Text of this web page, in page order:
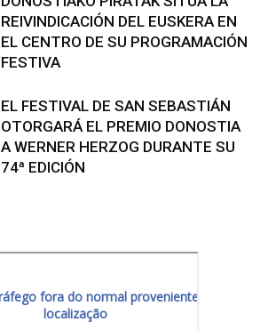
REIVINDICACIÓN DEL EUSKERA EN
EL CENTRO DE SU PROGRAMACIÓN
FESTIVA
EL FESTIVAL DE SAN SEBASTIÁN
OTORGARÁ EL PREMIO DONOSTIA
A WERNER HERZOG DURANTE SU
74ª EDICIÓN